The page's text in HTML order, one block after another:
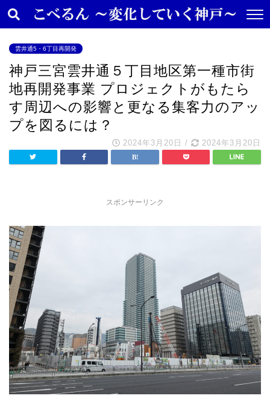
雲井通5・6丁目再開発
神戸三宮雲井通５丁目地区第一種市街
地再開発事業 プロジェクトがもたら
す周辺への影響と更なる集客力のアッ
プを図るには？
2024年3月20日 / 2024年3月20日
スポンサーリンク